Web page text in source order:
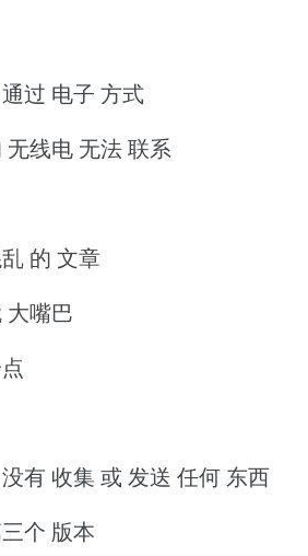
过 电子 方式
线电 无法 联系
的 文章
大嘴巴
有 收集 或 发送 任何 东西
个 版本